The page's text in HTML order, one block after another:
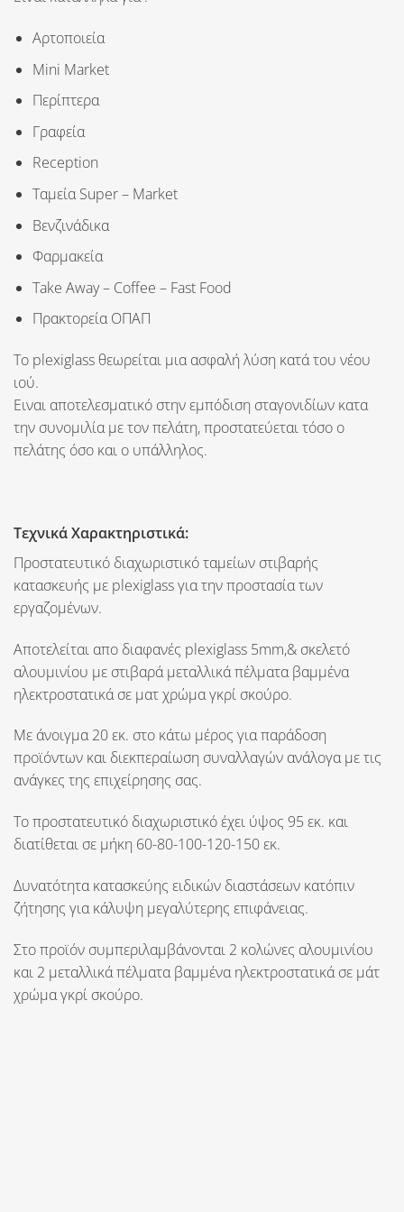
Αρτοποιεία
Mini Market
Περίπτερα
Γραφεία
Reception
Tαμεία Super – Market
Βενζινάδικα
Φαρμακεία
Take Away – Coffee – Fast Food
Πρακτορεία ΟΠΑΠ
Το plexiglass θεωρείται μια ασφαλή λύση κατά του νέου
ιού.
Ειναι αποτελεσματικό στην εμπόδιση σταγονιδίων κατα
την συνομιλία με τον πελάτη, προστατεύεται τόσο ο
πελάτης όσο και ο υπάλληλος.
Τεχνικά Χαρακτηριστικά:
Προστατευτικό διαχωριστικό ταμείων στιβαρής
κατασκευής με plexiglass για την προστασία των
εργαζομένων.
Αποτελείται απο διαφανές plexiglass 5mm,& σκελετό
αλουμινίου με στιβαρά μεταλλικά πέλματα βαμμένα
ηλεκτροστατικά σε ματ χρώμα γκρί σκούρο.
Με άνοιγμα20 εκ. στο κάτω μέρος για παράδοση
προϊόντων και διεκπεραίωση συναλλαγών ανάλογα με τις
ανάγκες της επιχείρησης σας.
Το προστατευτικό διαχωριστικό έχει ύψος 95 εκ. και
διατίθεται σε μήκη 60-80-100-120-150 εκ.
Δυνατότητα κατασκεύης ειδικών διαστάσεων κατόπιν
ζήτησης για κάλυψη μεγαλύτερης επιφάνειας.
Στο προϊόν συμπεριλαμβάνονται 2 κολώνες αλουμινίου
και 2 μεταλλικά πέλματα βαμμένα ηλεκτροστατικά σε μάτ
χρώμα γκρί σκούρο.